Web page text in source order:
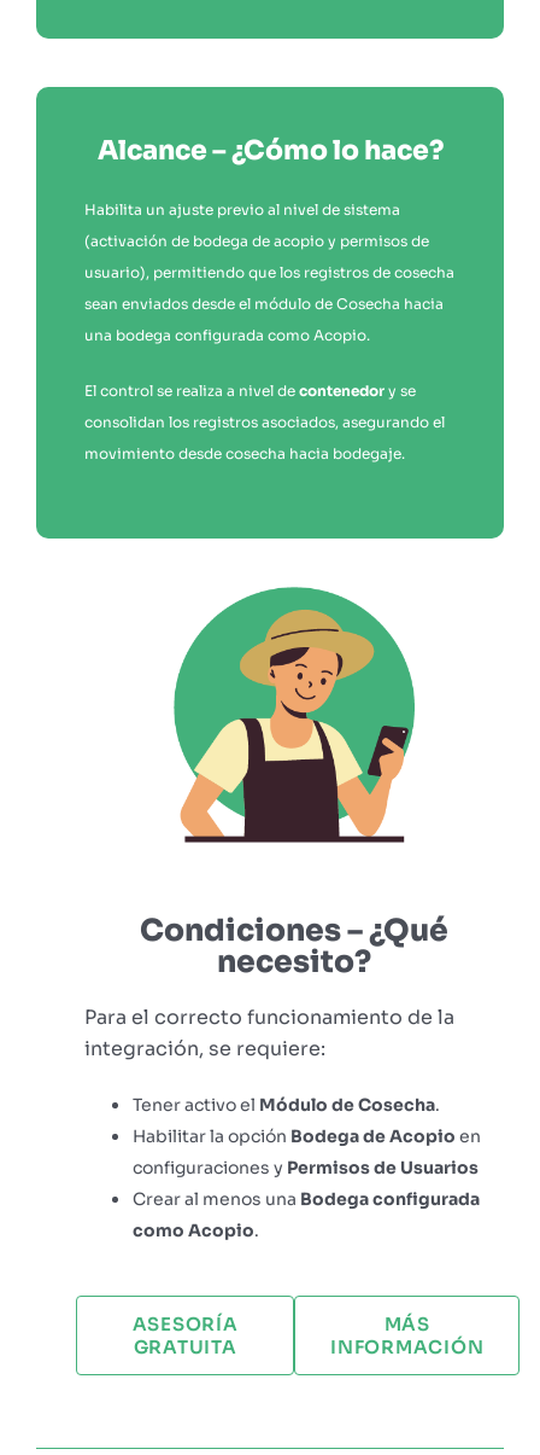
Alcance – ¿Cómo lo hace?
Habilita un ajuste previo al nivel de sistema
(activación de bodega de acopio y permisos de
usuario), permitiendo que los registros de cosecha
sean enviados desde el módulo de Cosecha hacia
una bodega configurada como Acopio.
El control se realiza a nivel de contenedory se
consolidan los registros asociados, asegurando el
movimiento desde cosecha hacia bodegaje.
Condiciones – ¿Qué
necesito?
Para el correcto funcionamiento de la
integración, se requiere:
Tener activo el Módulo de Cosecha.
Habilitar la opción Bodega de Acopio en
configuraciones y Permisos de Usuarios
Crear al menos una Bodega configurada
como Acopio.
ASESORÍA
GRATUITA
MÁS
INFORMACIÓN